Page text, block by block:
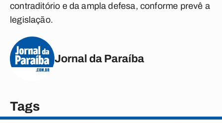
contraditório e da ampla defesa, conforme prevê a
legislação.
Jornal da Paraíba
Tags